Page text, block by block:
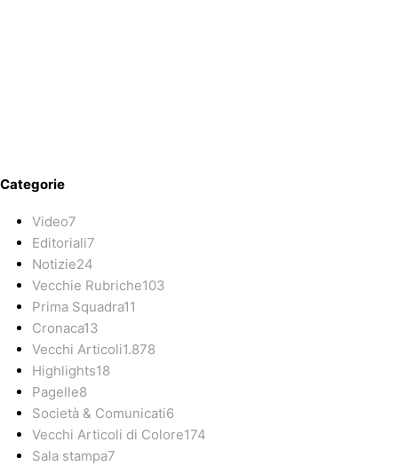
Categorie
Video7
Editoriali7
Notizie24
Vecchie Rubriche103
Prima Squadra11
Cronaca13
Vecchi Articoli1.878
Highlights18
Pagelle8
Società & Comunicati6
Vecchi Articoli di Colore174
Sala stampa7